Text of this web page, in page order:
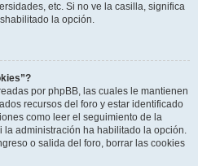
etc. Si no ve la casilla, significa
la opción.
por phpBB, las cuales le mantienen
recursos del foro y estar identificado
como leer el seguimiento de la
administración ha habilitado la opción.
o salida del foro, borrar las cookies